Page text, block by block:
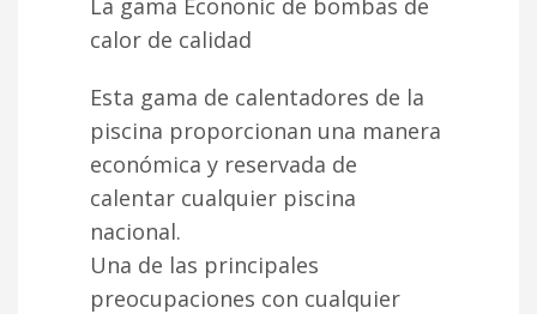
La gama Econonic de bombas de
calor de calidad
Esta gama de calentadores de la
piscina proporcionan una manera
económica y reservada de
calentar cualquier piscina
nacional.
Una de las principales
preocupaciones con cualquier